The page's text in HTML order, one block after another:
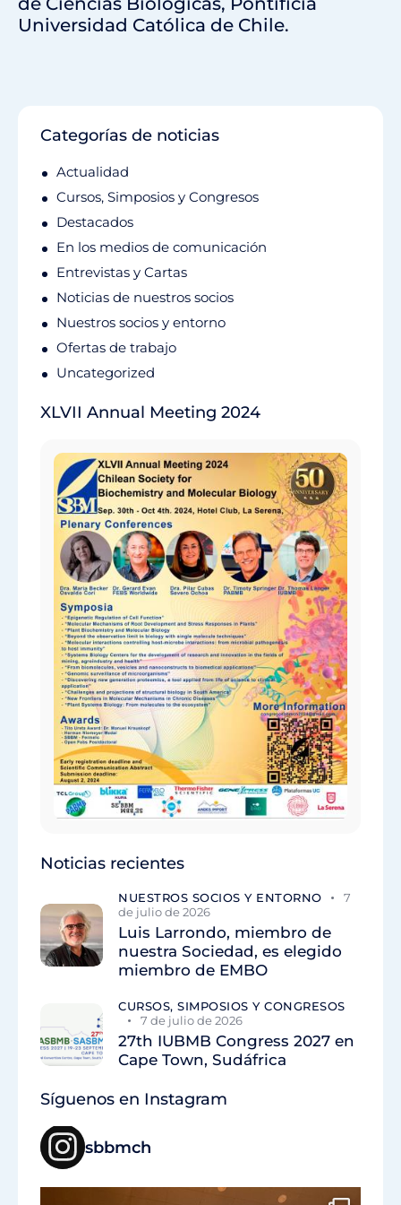
Universidad Católica de Chile.
Categorías de noticias
Actualidad
Cursos, Simposios y Congresos
Destacados
En los medios de comunicación
Entrevistas y Cartas
Noticias de nuestros socios
Nuestros socios y entorno
Ofertas de trabajo
Uncategorized
XLVII Annual Meeting 2024
Noticias recientes
NUESTROS SOCIOS Y ENTORNO
7
de julio de 2026
Luis Larrondo, miembro de
nuestra Sociedad, es elegido
miembro de EMBO
CURSOS, SIMPOSIOS Y CONGRESOS
7 de julio de 2026
27th IUBMB Congress 2027 en
Cape Town, Sudáfrica
Síguenos en Instagram
sbbmch